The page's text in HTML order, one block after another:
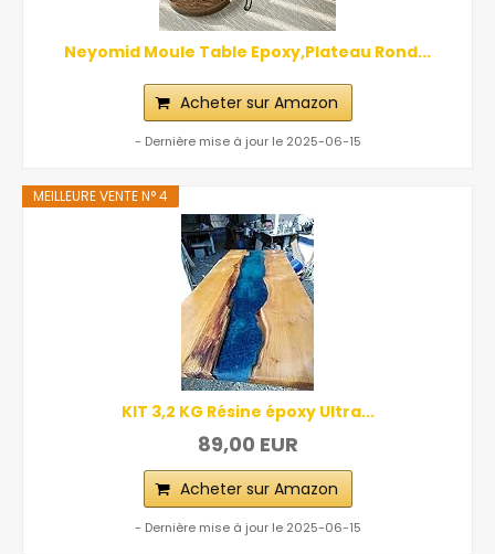
Neyomid Moule Table Epoxy,Plateau Rond...
Acheter sur Amazon
- Dernière mise à jour le 2025-06-15
MEILLEURE VENTE N° 4
KIT 3,2 KG Résine époxy Ultra...
89,00 EUR
Acheter sur Amazon
- Dernière mise à jour le 2025-06-15